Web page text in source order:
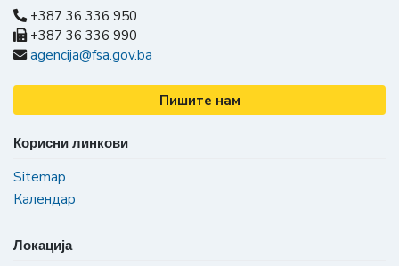
+387 36 336 950
+387 36 336 990
agencija@fsa.gov.ba
Пишите нам
Корисни линкови
Sitemap
Календар
Локација